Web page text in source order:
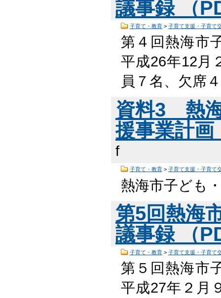
議事録 （
子育て・教育> 子育て支援・子育て
第４回熱海市
平成26年12月
員７名、欠席
資料3 熱
援事業計
f
子育て・教育> 子育て支援・子育て
熱海市子ども
第5回熱海
議事録 （
子育て・教育> 子育て支援・子育て
第５回熱海市
平成27年２月